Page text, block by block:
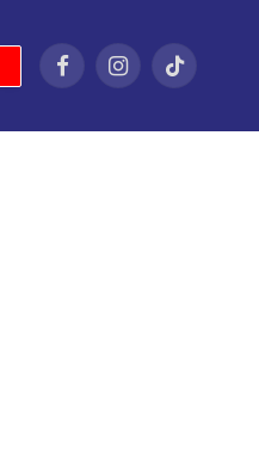
FacebookInstagramTikTok